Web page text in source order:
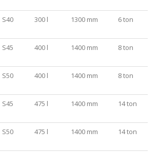
S40 300 l 1300 mm 6 ton
S45 400 l 1400 mm 8 ton
S50 400 l 1400 mm 8 ton
S45 475 l 1400 mm 14 ton
S50 475 l 1400 mm 14 ton